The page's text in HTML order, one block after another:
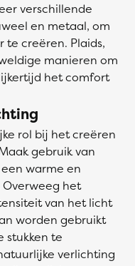
verschillende
en metaal, om
te creëren. Plaids,
manieren om
het comfort
rol bij het creëren
gebruik van
warme en
het
van het licht
worden gebruikt
stukken te
verlichting